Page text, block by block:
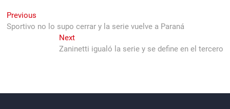
Navegación
de
Previous
post:
Sportivo no lo supo cerrar y la serie vuelve a Paraná
NextNext
post:
Zaninetti igualó la serie y se define en el tercero